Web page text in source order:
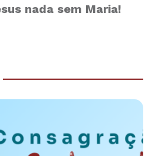
nada sem Maria!